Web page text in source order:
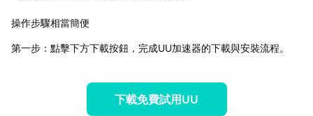
操作步驟相當簡便
第一步：點擊下方下載按鈕，完成UU加速器的下載與安裝流程。
下載免費試用UU